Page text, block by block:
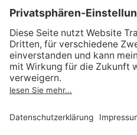
AGB
Informationen nach Data
Act
Verträge hier kündigen
Impressum